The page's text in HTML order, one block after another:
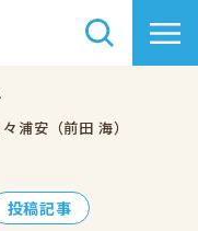
浦安（前田 海）
投稿記事